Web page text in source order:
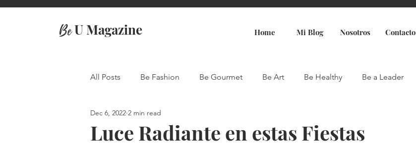
BeU Magazine Home Mi Blog Nosotros Contacto
All Posts Be Fashion Be Gourmet Be Art Be Healthy Be a Leader
Travel
Luce Radiante en estas Fiestas
Dec 6, 2022 2 min read